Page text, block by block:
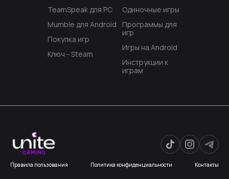
TeamSpeak для PC
Mumble для Android
Покупка игр
Ключ - Steam
Одиночные игры
Программы для
игр
Игры на Android
Инструкции к
играм
Правила пользования Политика конфиденциальности Контакты